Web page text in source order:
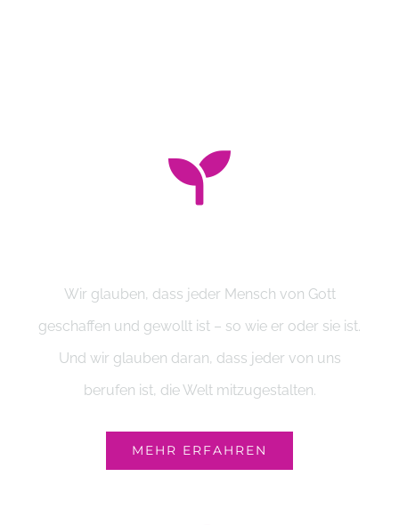
Wir glauben, dass jeder Mensch von Gott
geschaffen und gewollt ist – so wie er oder sie ist.
Und wir glauben daran, dass jeder von uns
berufen ist, die Welt mitzugestalten.
MEHR ERFAHREN